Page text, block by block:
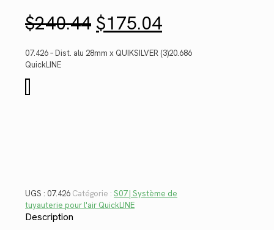
$240.44 Le
prix
initial
était :
$175.04Le
prix
actuel
est :
07.426 – Dist. alu 28mm x QUIKSILVER (3)20.686
QuickLINE
de
UGS : 07.426 Catégorie : S07 | Système de
tuyauterie pour l'air QuickLINE
Description